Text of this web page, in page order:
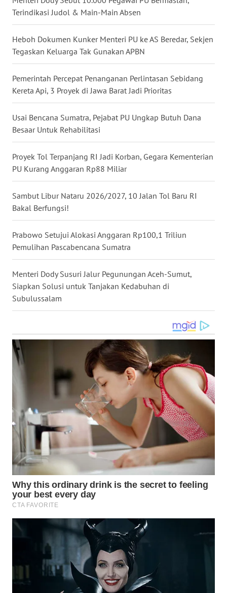
Terindikasi Judol & Main-Main Absen
Heboh Dokumen Kunker Menteri PU ke AS Beredar, Sekjen
Tegaskan Keluarga Tak Gunakan APBN
Pemerintah Percepat Penanganan Perlintasan Sebidang
Kereta Api, 3 Proyek di Jawa Barat Jadi Prioritas
Usai Bencana Sumatra, Pejabat PU Ungkap Butuh Dana
Besaar Untuk Rehabilitasi
Proyek Tol Terpanjang RI Jadi Korban, Gegara Kementerian
PU Kurang Anggaran Rp88 Miliar
Sambut Libur Nataru 2026/2027, 10 Jalan Tol Baru RI
Bakal Berfungsi!
Prabowo Setujui Alokasi Anggaran Rp100,1 Triliun
Pemulihan Pascabencana Sumatra
Menteri Dody Susuri Jalur Pegunungan Aceh-Sumut,
Siapkan Solusi untuk Tanjakan Kedabuhan di
Subulussalam
WN
NUSANTARA
WN
WN
KALBAR
WN
KALTENG
WN
KALTARA
WN
KALSEL
WN
SULSEL
GORONTALO
WN
SULUT
WN
MALUKU
WN
WN
WN